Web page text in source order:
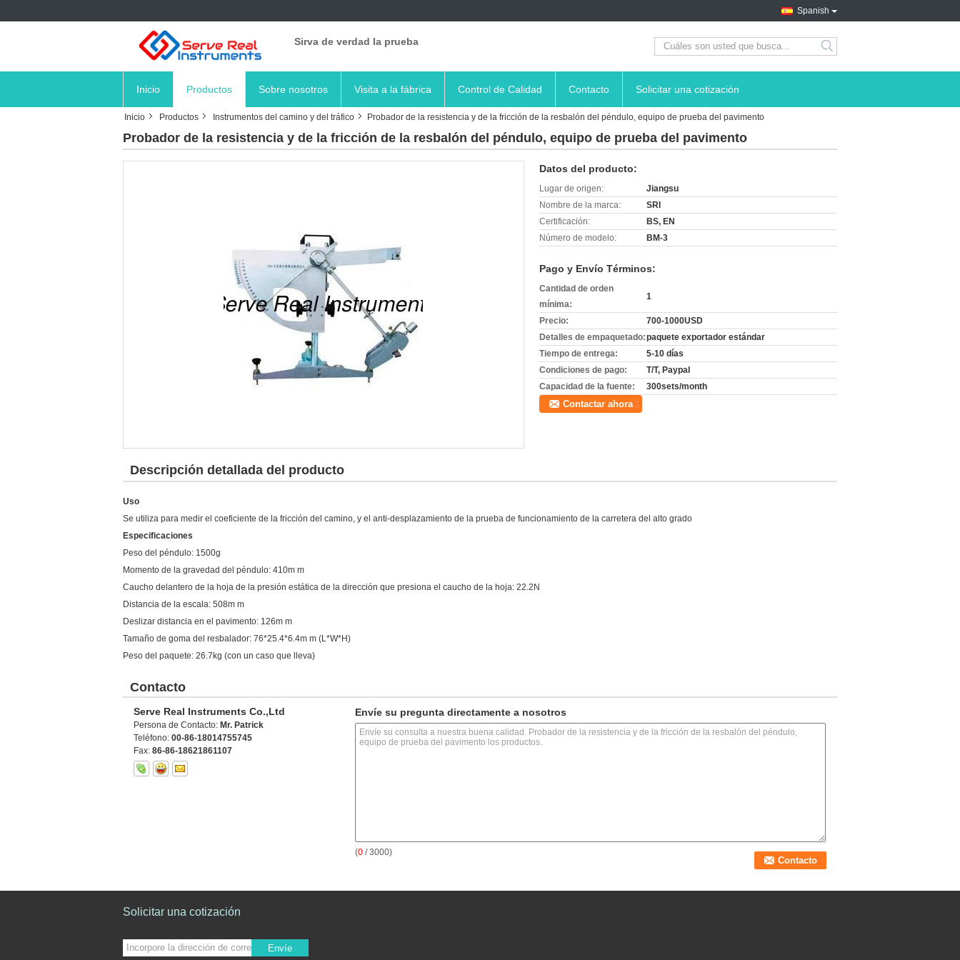
Spanish
Sirva de verdad la prueba
search
Inicio Productos Sobre nosotros Visita a la fábrica Control de Calidad Contacto Solicitar una cotización
Inicio Productos Instrumentos del camino y del tráfico Probador de la resistencia y de la fricción de la resbalón del péndulo, equipo de prueba del pavimento
Probador de la resistencia y de la fricción de la resbalón del péndulo, equipo de prueba del pavimento
Datos del producto:
Lugar de origen:
Jiangsu
Nombre de la marca:
SRI
Certificación:
BS, EN
Número de modelo:
BM-3
Pago y Envío Términos:
Cantidad de orden
mínima:
1
Precio:
700-1000USD
Detalles de empaquetado:paquete exportador estándar
Tiempo de entrega:
5-10 días
Condiciones de pago:
T/T, Paypal
Capacidad de la fuente:
300sets/month
Contactar ahora
Descripción detallada del producto
Uso
Se utiliza para medir el coeficiente de la fricción del camino, y el anti-desplazamiento de la prueba de funcionamiento de la carretera del alto grado
Especificaciones
Peso del péndulo: 1500g
Momento de la gravedad del péndulo: 410m m
Caucho delantero de la hoja de la presión estática de la dirección que presiona el caucho de la hoja: 22.2N
Distancia de la escala: 508m m
Deslizar distancia en el pavimento: 126m m
Tamaño de goma del resbalador: 76*25.4*6.4m m (L*W*H)
Peso del paquete: 26.7kg (con un caso que lleva)
Contacto
Serve Real Instruments Co.,Ltd
Persona de Contacto: Mr. Patrick
Teléfono: 00-86-18014755745
Fax: 86-86-18621861107
Envíe su pregunta directamente a nosotros
(0 / 3000)
Solicitar una cotización
Envíe